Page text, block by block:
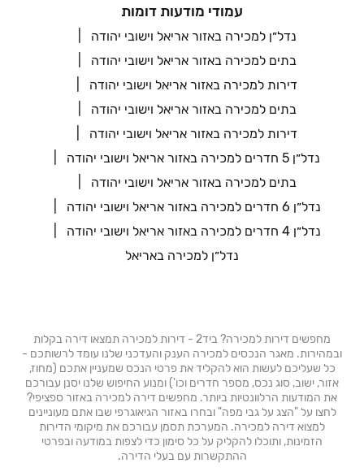
עמודי מודעות דומות
נדל״ן למכירה באזור אריאל וישובי יהודה
בתים למכירה באזור אריאל וישובי יהודה
דירות למכירה באזור אריאל וישובי יהודה
בתים למכירה באזור אריאל וישובי יהודה
דירות למכירה באזור אריאל וישובי יהודה
נדל״ן 5 חדרים למכירה באזור אריאל וישובי יהודה
בתים למכירה באזור אריאל וישובי יהודה
נדל״ן 6 חדרים למכירה באזור אריאל וישובי יהודה
נדל״ן 4 חדרים למכירה באזור אריאל וישובי יהודה
נדל״ן למכירה באריאל
מחפשים דירות למכירה? ביד2 - דירות למכירה תמצאו דירה בקלות
ובמהירות. מאגר הנכסים למכירה הענק והעדכני שלנו עומד לרשותכם -
כל שעליכם לעשות הוא להקליד את פרטי הנכס שמעניין אתכם (מחוז,
אזור, ישוב, סוג נכס, מספר חדרים וכו') ומנוע החיפוש שלנו יסנן עבורכם
את המודעות הרלוונטיות ביותר. מחפשים דירה למכירה באזור ספציפי?
לחצו על "הצג על גבי מפה" ובחרו באזור הגיאוגרפי שבו אתם מעוניינים
למצוא דירה למכירה. המערכת תסמן עבורכם את מיקומי הדירות
הזמינות, ותוכלו להקליק על כל סימון כדי לצפות במודעה ובפרטי
ההתקשרות עם בעלי הדירה.